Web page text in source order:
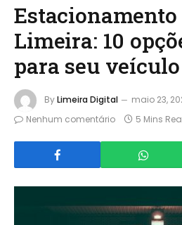
Limeira: 10
para seu veículo
ByLimeira Digital
maio 23,
Nenhum comentário
5 Mins